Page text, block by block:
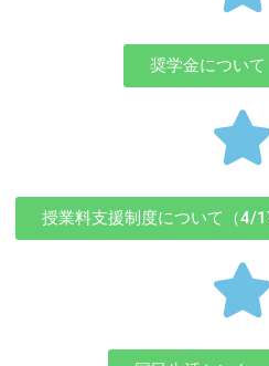
奨学金について
授業料支援制度について（4/